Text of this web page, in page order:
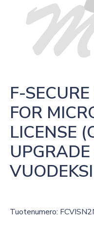
F-
FOR
LICENSE
Tuotenumero: